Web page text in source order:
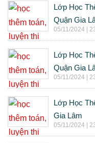
Lớp Học
Quận Gia
05/11/2024 |
Lớp Học
Quận Gia
05/11/2024 |
Lớp Học
Gia Lâm
05/11/2024 |